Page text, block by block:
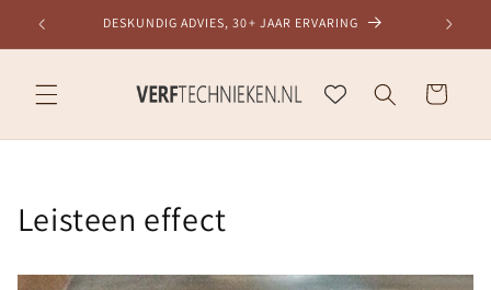
naar de
content
DESKUNDIG ADVIES, 30+ JAAR ERVARING
Winkelwagen
Leisteen effect